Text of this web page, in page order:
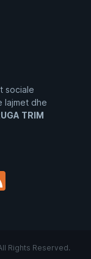
sociale
lajmet dhe
TRIM
Rights Reserved.